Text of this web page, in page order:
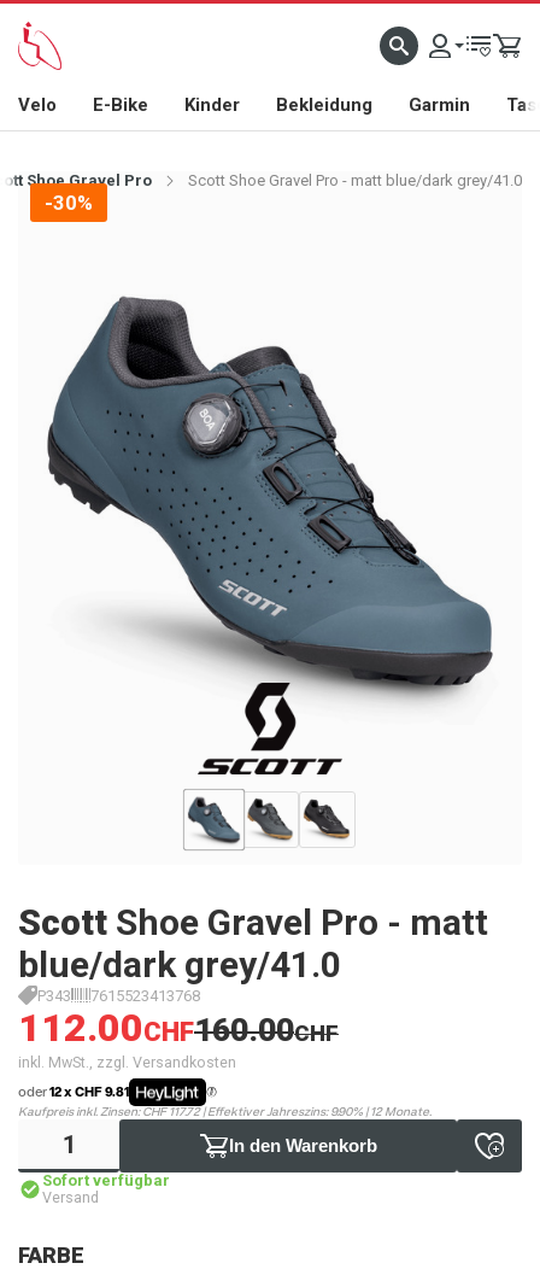
Velo E-Bike Kinder Bekleidung Garmin
Shoe Gravel Pro Scott Shoe Gravel Pro - matt blue/dark grey/41.0
-30%
Scott Shoe Gravel Pro - matt
blue/dark grey/41.0
P343 7615523413768
112.00CHF160.00CHF
inkl. MwSt., zzgl. Versandkosten
oder12 x CHF 9.81
Kaufpreis inkl. Zinsen: CHF 117.72 | Effektiver Jahreszins: 9.90% | 12 Monate.
In den Warenkorb
Sofort verfügbar
Versand
FARBE